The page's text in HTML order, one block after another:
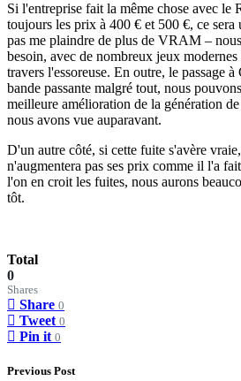
Si l'entreprise fait la même chose avec le
toujours les prix à 400 € et 500 €, ce sera
pas me plaindre de plus de VRAM –
besoin, avec de nombreux jeux
travers l'essoreuse. En outre, le passage
bande passante malgré tout, nous
meilleure amélioration de la génération
nous avons vue auparavant.
D'un autre côté, si cette fuite s'avère
n'augmentera pas ses prix comme il l'a
l'on en croit les fuites, nous aurons
tôt.
Total
0
Shares
Share 0
Tweet 0
Pin it 0
Previous Post